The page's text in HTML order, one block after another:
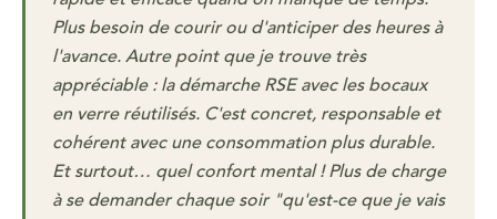
Plus besoin de courir ou d'anticiper des heures à
l'avance. Autre point que je trouve très
appréciable : la démarche RSE avec les bocaux
en verre réutilisés. C'est concret, responsable et
cohérent avec une consommation plus durable.
Et surtout… quel confort mental ! Plus de charge
à se demander chaque soir "qu'est-ce que je vais